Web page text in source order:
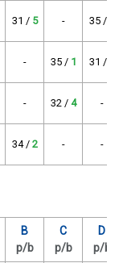
31 / 5 - 35 /
- 35 / 1 31 /
- 32 / 4 -
34 / 2 - -
B
p/b
C
p/b
D
p/b